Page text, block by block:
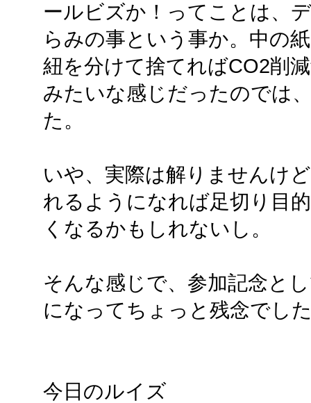
ールビズか！ってことは、
らみの事という事か。中の
紐を分けて捨てればCO2削
みたいな感じだったのでは
た。
いや、実際は解りませんけ
れるようになれば足切り目
くなるかもしれないし。
そんな感じで、参加記念と
になってちょっと残念でし
今日のルイズ